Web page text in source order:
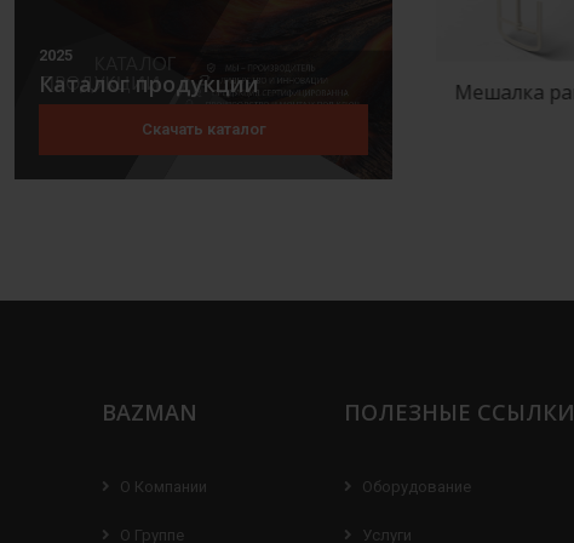
2025
Каталог продукции
Скачать каталог
Мешалка лопастная Мешалка рамная
BAZMAN
О Компании
О Группе
ПОЛЕЗНЫЕ ССЫЛКИ
Оборудование
Услуги